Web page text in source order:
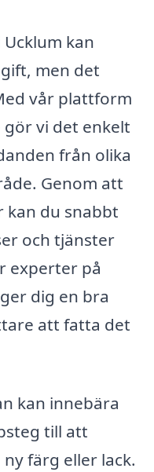
kan
men det
vår plattform
vi det enkelt
från olika
Genom att
kan du snabbt
och tjänster
experter på
dig en bra
att fatta det
kan innebära
till att
färg eller lack.